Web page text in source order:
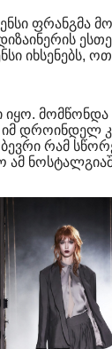
ფრანგმა
იხსენებს,
მომწონდა
დროინდელ
რამ